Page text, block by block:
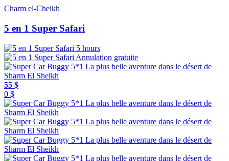
Charm el-Cheikh
5 en 1 Super Safari
5 hours
Annulation gratuite
55 $
0 $